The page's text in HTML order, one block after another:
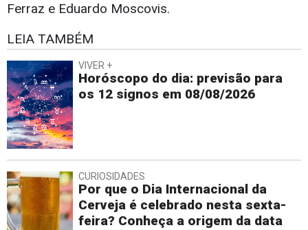
Ferraz e Eduardo Moscovis.
LEIA TAMBÉM
VIVER +
Horóscopo do dia: previsão para
os 12 signos em 08/08/2026
CURIOSIDADES
Por que o Dia Internacional da
Cerveja é celebrado nesta sexta-
feira? Conheça a origem da data